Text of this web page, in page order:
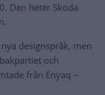
Den heter Skoda
designspråk, men
och
från Enyaq –